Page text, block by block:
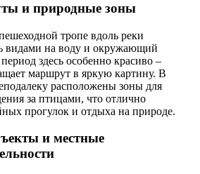
и природные зоны
тропе вдоль реки
видами на воду и окружающий
здесь особенно красиво –
маршрут в яркую картину. В
расположены зоны для
за птицами, что отлично
прогулок и отдыха на природе.
и местные